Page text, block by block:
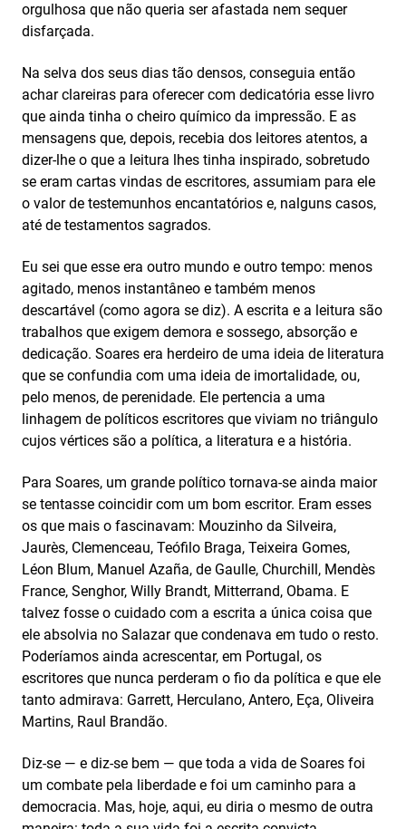
orgulhosa que não queria ser afastada nem sequer
disfarçada.
Na selva dos seus dias tão densos, conseguia então
achar clareiras para oferecer com dedicatória esse livro
que ainda tinha o cheiro químico da impressão. E as
mensagens que, depois, recebia dos leitores atentos, a
dizer-lhe o que a leitura lhes tinha inspirado, sobretudo
se eram cartas vindas de escritores, assumiam para ele
o valor de testemunhos encantatórios e, nalguns casos,
até de testamentos sagrados.
Eu sei que esse era outro mundo e outro tempo: menos
agitado, menos instantâneo e também menos
descartável (como agora se diz). A escrita e a leitura são
trabalhos que exigem demora e sossego, absorção e
dedicação. Soares era herdeiro de uma ideia de literatura
que se confundia com uma ideia de imortalidade, ou,
pelo menos, de perenidade. Ele pertencia a uma
linhagem de políticos escritores que viviam no triângulo
cujos vértices são a política, a literatura e a história.
Para Soares, um grande político tornava-se ainda maior
se tentasse coincidir com um bom escritor. Eram esses
os que mais o fascinavam: Mouzinho da Silveira,
Jaurès, Clemenceau, Teófilo Braga, Teixeira Gomes,
Léon Blum, Manuel Azaña, de Gaulle, Churchill, Mendès
France, Senghor, Willy Brandt, Mitterrand, Obama. E
talvez fosse o cuidado com a escrita a única coisa que
ele absolvia no Salazar que condenava em tudo o resto.
Poderíamos ainda acrescentar, em Portugal, os
escritores que nunca perderam o fio da política e que ele
tanto admirava: Garrett, Herculano, Antero, Eça, Oliveira
Martins, Raul Brandão.
Diz-se — e diz-se bem — que toda a vida de Soares foi
um combate pela liberdade e foi um caminho para a
democracia. Mas, hoje, aqui, eu diria o mesmo de outra